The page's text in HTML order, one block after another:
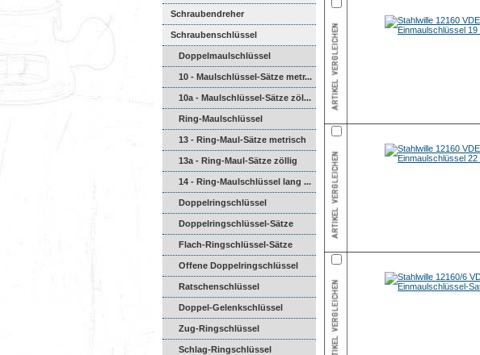
Schraubendreher
Schraubenschlüssel
Doppelmaulschlüssel
10 - Maulschlüssel-Sätze metr...
10a - Maulschlüssel-Sätze zöl...
Ring-Maulschlüssel
13 - Ring-Maul-Sätze metrisch
13a - Ring-Maul-Sätze zöllig
14 - Ring-Maulschlüssel lang ...
Doppelringschlüssel
Doppelringschlüssel-Sätze
Flach-Ringschlüssel-Sätze
Offene Doppelringschlüssel
Ratschenschlüssel
Doppel-Gelenkschlüssel
Zug-Ringschlüssel
Schlag-Ringschlüssel